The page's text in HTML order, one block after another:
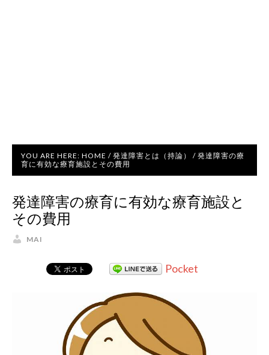
YOU ARE HERE: HOME / 発達障害とは（持論） / 発達障害の療
育に有効な療育施設とその費用
発達障害の療育に有効な療育施設と
その費用
MAI
Pocket